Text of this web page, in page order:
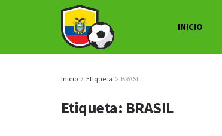
INICIO
Inicio Etiqueta BRASIL
Etiqueta: BRASIL